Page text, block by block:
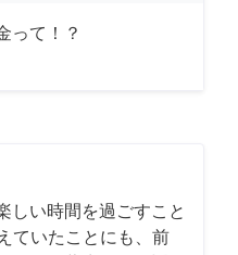
って！？
しい時間を過ごすこと
ていたことにも、前